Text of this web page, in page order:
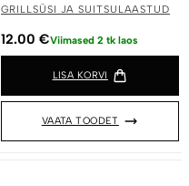
GRILLSÜSI JA SUITSULAASTUD
12.00 €Viimased 2 tk laos
LISA KORVI
VAATA TOODET